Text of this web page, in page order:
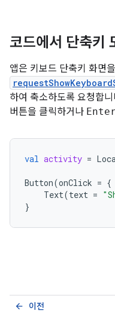
코드에서 단축키
앱은 키보드 단축키 화면을
하여 축소하도록 요청합
버튼을 클릭하거나 Enter
val activity =
Button(onClick = {
Text(text =
}
이전
arrow_back